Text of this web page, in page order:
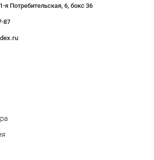
я Потребительская, 6, бокс 36
87